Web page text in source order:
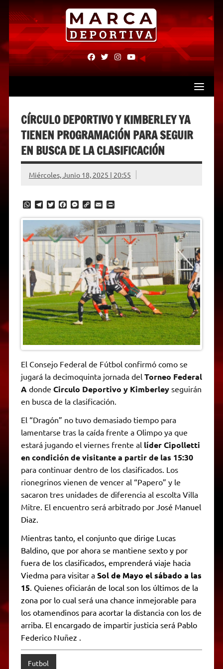
Skip
content
fab
fa-
fab
fa-
fab fab
CÍRCULO DEPORTIVO Y KIMBERLEY YA
TIENEN PROGRAMACIÓN PARA SEGUIR
EN BUSCA DE LA CLASIFICACIÓN
Miércoles, Junio 18, 2025 | 20:55
W
a
s
A
p
p
T
l
e
g
r
a
m
T
i
t
t
e
F
c
e
b
o
k
M
s
s
e
n
g
e
r
C
p
y
L
k
E
a
i
l
P
i
n
t
F
i
e
n
d
l
y
El Consejo Federal de Fútbol confirmó como se
jugará la decimoquinta jornada del Torneo Federal
A donde Circulo Deportivo y Kimberleyseguirán
en busca de la clasificación.
El “Dragón” no tuvo demasiado tiempo para
lamentarse tras la caída frente a Olimpo ya que
estará jugando el viernes frente al líder Cipolletti
en condición de visitante a partir de las 15:30
para continuar dentro de los clasificados. Los
rionegrinos vienen de vencer al “Papero” y le
sacaron tres unidades de diferencia al escolta Villa
Mitre. El encuentro será arbitrado por José Manuel
Diaz.
Mientras tanto, el conjunto que dirige Lucas
Baldino, que por ahora se mantiene sexto y por
fuera de los clasificados, emprenderá viaje hacia
Viedma para visitar a Sol de Mayo el sábado a las
15. Quienes oficiarán de local son los últimos de la
zona por lo cual será una chance inmejorable para
los otamendinos para acortar la distancia con los de
arriba. El encargado de impartir justicia será Pablo
Federico Nuñez .
Futbol